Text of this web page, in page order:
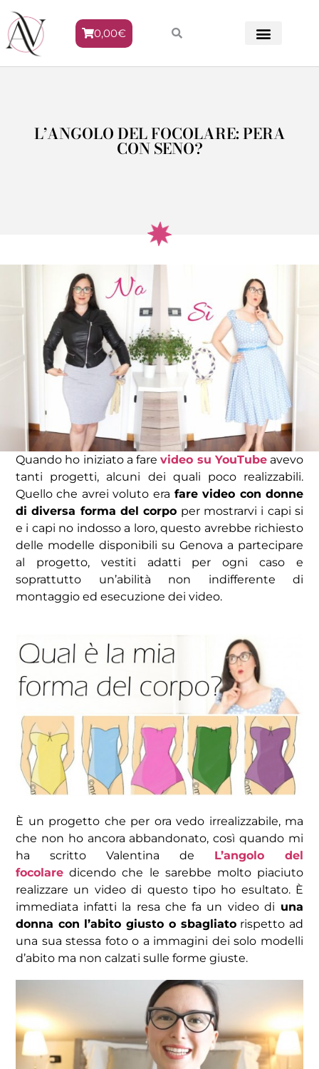
0,00€
L’ANGOLO DEL FOCOLARE: PERA
CON SENO?
Quando ho iniziato a farevideo su YouTubeavevo
tanti progetti, alcuni dei quali poco realizzabili.
Quello che avrei voluto era fare video con donne
di diversa forma del corpo per mostrarvi i capi si
e i capi no indosso a loro, questo avrebbe richiesto
delle modelle disponibili su Genova a partecipare
al progetto, vestiti adatti per ogni caso e
soprattutto un’abilità non indifferente di
montaggio ed esecuzione dei video.
È un progetto che per ora vedo irrealizzabile, ma
che non ho ancora abbandonato, così quando mi
ha scritto Valentina de L’angolo del
focolare dicendo che le sarebbe molto piaciuto
realizzare un video di questo tipo ho esultato. È
immediata infatti la resa che fa un video di una
donna con l’abito giusto o sbagliatorispetto ad
una sua stessa foto o a immagini dei solo modelli
d’abito ma non calzati sulle forme giuste.